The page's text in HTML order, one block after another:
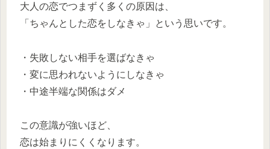
大人の恋でつまずく多くの原因は、
「ちゃんとした恋をしなきゃ」という思いです。
・失敗しない相手を選ばなきゃ
・変に思われないようにしなきゃ
・中途半端な関係はダメ
この意識が強いほど、
恋は始まりにくくなります。